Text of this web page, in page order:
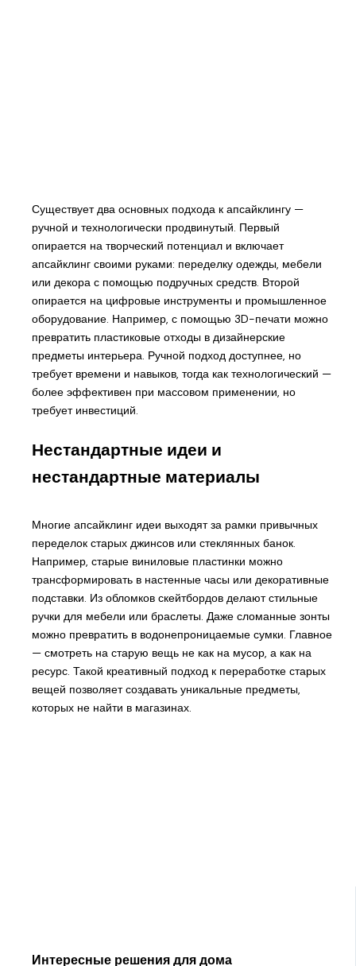
Существует два основных подхода к апсайклингу —
ручной и технологически продвинутый. Первый
опирается на творческий потенциал и включает
апсайклинг своими руками: переделку одежды, мебели
или декора с помощью подручных средств. Второй
опирается на цифровые инструменты и промышленное
оборудование. Например, с помощью 3D-печати можно
превратить пластиковые отходы в дизайнерские
предметы интерьера. Ручной подход доступнее, но
требует времени и навыков, тогда как технологический —
более эффективен при массовом применении, но
требует инвестиций.
Нестандартные идеи и
нестандартные материалы
Многие апсайклинг идеи выходят за рамки привычных
переделок старых джинсов или стеклянных банок.
Например, старые виниловые пластинки можно
трансформировать в настенные часы или декоративные
подставки. Из обломков скейтбордов делают стильные
ручки для мебели или браслеты. Даже сломанные зонты
можно превратить в водонепроницаемые сумки. Главное
— смотреть на старую вещь не как на мусор, а как на
ресурс. Такой креативный подход к переработке старых
вещей позволяет создавать уникальные предметы,
которых не найти в магазинах.
Интересные решения для дома